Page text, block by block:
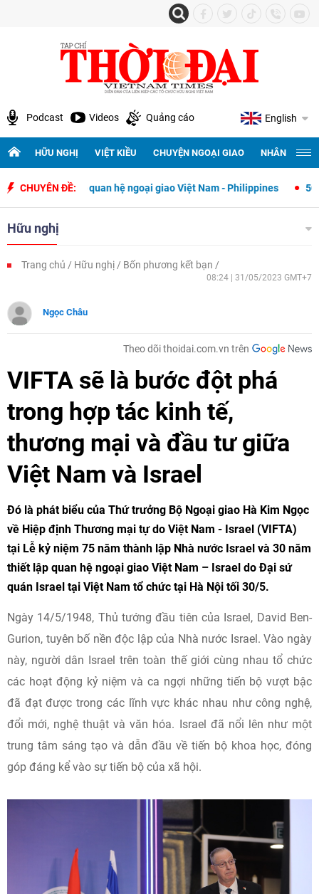
Podcast Videos Quảng cáo English
HỮU NGHỊ VIỆT KIỀU CHUYỆN NGOẠI GIAO NHÂN
CHUYÊN ĐỀ:
lập quan hệ ngoại giao Việt Nam - Philippines 500 ngày đêm
Hữu nghị
Trang chủ Hữu nghị Bốn phương kết bạn
08:24 | 31/05/2023 GMT+7
Ngọc Châu
Theo dõi thoidai.com.vn trên
VIFTA sẽ là bước đột phá
trong hợp tác kinh tế,
thương mại và đầu tư giữa
Việt Nam và Israel
Đó là phát biểu của Thứ trưởng Bộ Ngoại giao Hà Kim Ngọc
về Hiệp định Thương mại tự do Việt Nam - Israel (VIFTA)
tại Lễ kỷ niệm 75 năm thành lập Nhà nước Israel và 30 năm
thiết lập quan hệ ngoại giao Việt Nam – Israel do Đại sứ
quán Israel tại Việt Nam tổ chức tại Hà Nội tối 30/5.
Ngày 14/5/1948, Thủ tướng đầu tiên của Israel, David Ben-
Gurion, tuyên bố nền độc lập của Nhà nước Israel. Vào ngày
này, người dân Israel trên toàn thế giới cùng nhau tổ chức
các hoạt động kỷ niệm và ca ngợi những tiến bộ vượt bậc
đã đạt được trong các lĩnh vực khác nhau như công nghệ,
đổi mới, nghệ thuật và văn hóa. Israel đã nổi lên như một
trung tâm sáng tạo và dẫn đầu về tiến bộ khoa học, đóng
góp đáng kể vào sự tiến bộ của xã hội.